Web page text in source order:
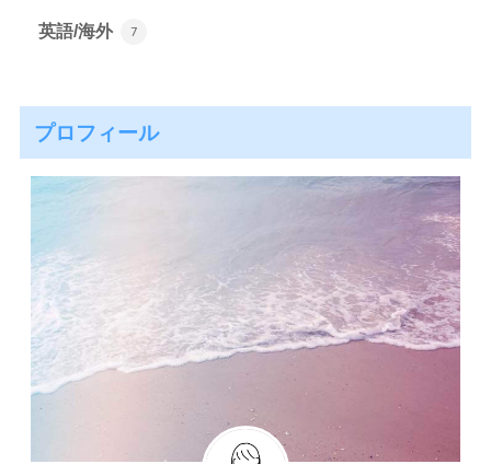
英語/海外 7
プロフィール